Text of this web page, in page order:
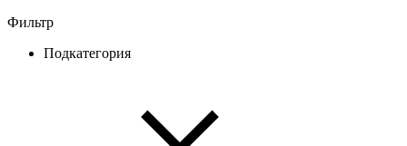
Фильтр
Подкатегория